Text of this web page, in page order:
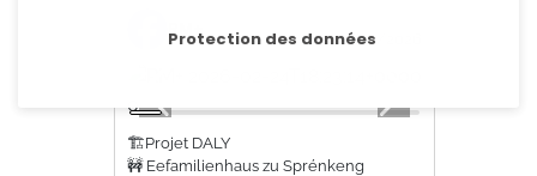
RM+ 2/24/2026
🏗️Projet DALY
🚧 Eefamilienhaus zu Sprénkeng
Protection des données